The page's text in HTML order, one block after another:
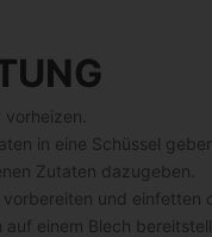
in eine Schüssel
Zutaten dazugeben.
und einfetten
auf einem Blech